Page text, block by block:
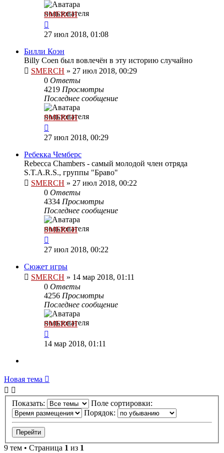
SMERCH
27 июл 2018, 01:08
Билли Коэн
Billy Coen был вовлечён в эту историю случайно
SMERCH » 27 июл 2018, 00:29
0 Ответы
4219 Просмотры
Последнее сообщение
SMERCH
27 июл 2018, 00:29
Ребекка Чемберс
Rebecca Chambers - самый молодой член отряда
S.T.A.R.S., группы "Браво"
SMERCH » 27 июл 2018, 00:22
0 Ответы
4334 Просмотры
Последнее сообщение
SMERCH
27 июл 2018, 00:22
Сюжет игры
SMERCH » 14 мар 2018, 01:11
0 Ответы
4256 Просмотры
Последнее сообщение
SMERCH
14 мар 2018, 01:11
Новая тема
Показать:
Поле сортировки:
Порядок:
9 тем • Страница 1 из 1